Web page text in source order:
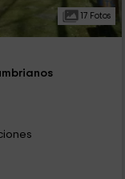
17 Fotos